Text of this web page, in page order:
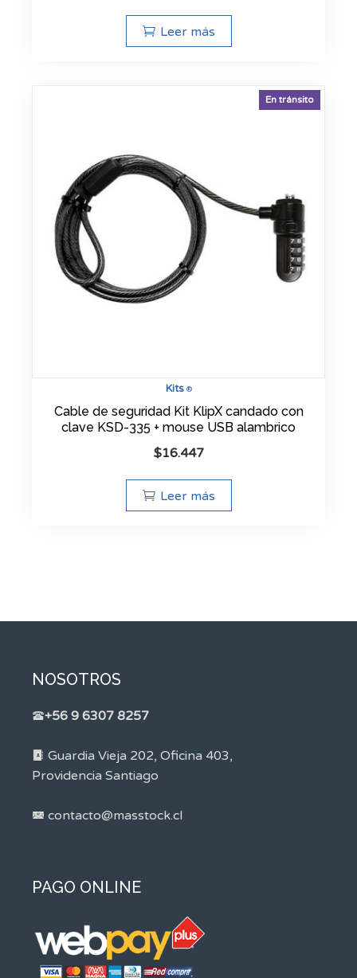
Leer más
Kits®
En tránsito
Cable de seguridad Kit KlipX candado con
clave KSD-335 + mouse USB alambrico
$16.447
Leer más
NOSOTROS
+56 9 6307 8257
Guardia Vieja 202, Oficina 403,
Providencia Santiago
contacto@masstock.cl
PAGO ONLINE